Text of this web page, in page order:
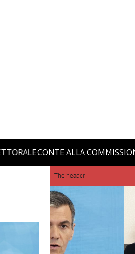
The header